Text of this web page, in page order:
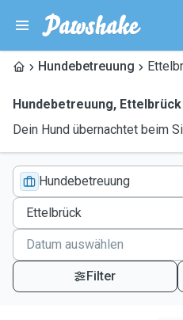
Hundebetreuung
Hundebetreuung, Ettelbrück
Dein Hund übernachtet beim
Hundebetreuung
Filter